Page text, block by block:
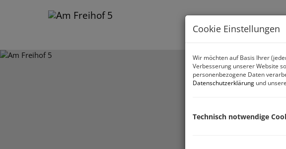
Cookie Einstellungen
Wir möchten auf Basis Ihrer
Verbesserung unserer Website
personenbezogene Daten
Datenschutzerklärung und
Technisch notwendige